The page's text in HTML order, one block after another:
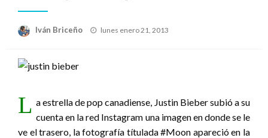
Iván Briceño
Publicado
lunes enero 21, 2013
L a estrella de pop canadiense, Justin Bieber subió a su
cuenta en la red Instagram una imagen en donde se le
ve el trasero, la fotografía títulada #Moon apareció en la